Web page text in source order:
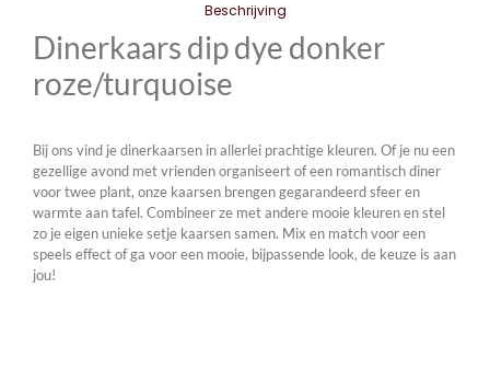
Beschrijving
Dinerkaars dip dye donker
roze/turquoise
Bij ons vind je dinerkaarsen in allerlei prachtige kleuren. Of je nu een
gezellige avond met vrienden organiseert of een romantisch diner
voor twee plant, onze kaarsen brengen gegarandeerd sfeer en
warmte aan tafel. Combineer ze met andere mooie kleuren en stel
zo je eigen unieke setje kaarsen samen. Mix en match voor een
speels effect of ga voor een mooie, bijpassende look, de keuze is aan
jou!